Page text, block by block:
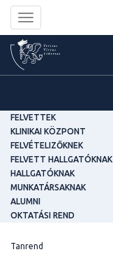
Toggle
navigation
FELVETTEK
KLINIKAI KÖZPONT
FELVÉTELIZŐKNEK
FELVETT HALLGATÓKNAK
HALLGATÓKNAK
MUNKATÁRSAKNAK
ALUMNI
OKTATÁSI REND
Tanrend